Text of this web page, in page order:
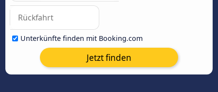
Unterkünfte finden mit Booking.com
Jetzt finden